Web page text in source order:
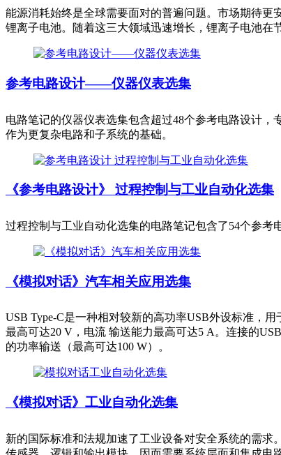
能源消耗始终是全球需要面对的普遍问题。市场期待
锂离子电池。随着这三大领域迅速增长，锂离子电池在
参考电路设计——仪器仪表选集
电路笔记的仪器仪表选集包含超过48个参考电路设计
作为更复杂电路和子系统的基础。
《参考电路设计》 过程控制与工业自动化选集
过程控制与工业自动化选集的电路笔记包含了54个参考
《模拟对话》汽车相关应用选集
USB Type-C是一种相对较新的高功率USB外设标准，
最高可达20 V，电流 输送能力最高可达5 A。连接的
的功率输送（最高可达100 W）。
《模拟对话》工业自动化选集
新的国际标准和法规加速了工业设备对安全系统的需